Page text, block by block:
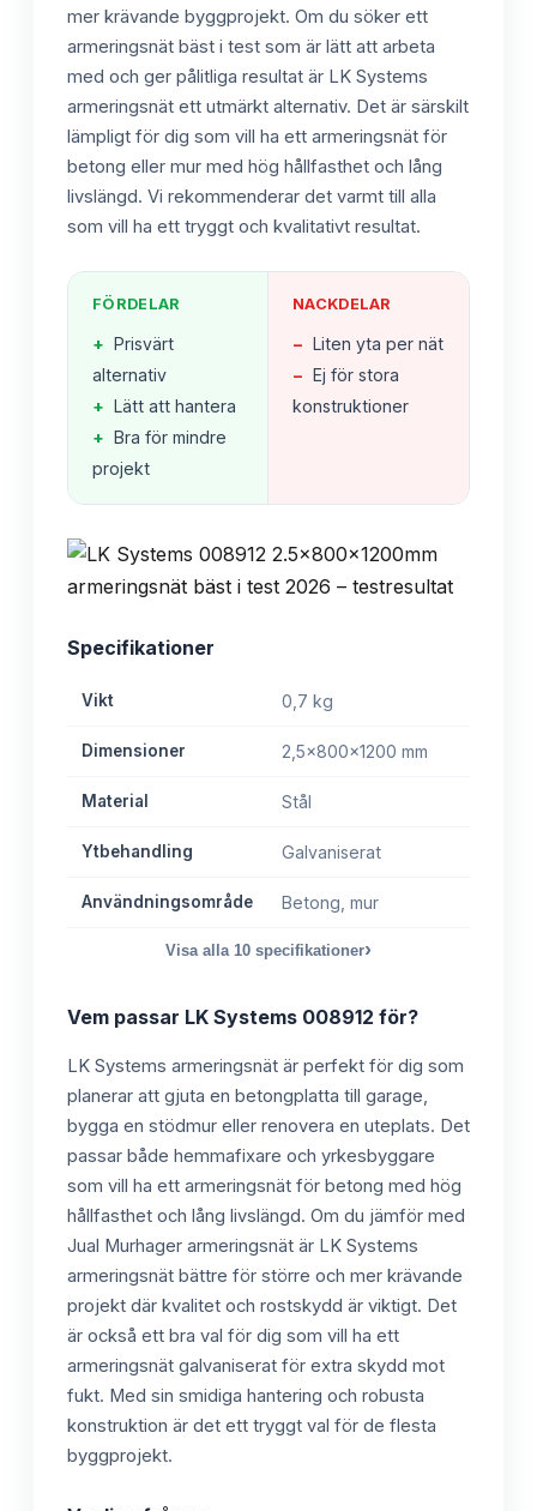
mer krävande byggprojekt. Om du söker ett
armeringsnät bäst i test som är lätt att arbeta
med och ger pålitliga resultat är LK Systems
armeringsnät ett utmärkt alternativ. Det är särskilt
lämpligt för dig som vill ha ett armeringsnät för
betong eller mur med hög hållfasthet och lång
livslängd. Vi rekommenderar det varmt till alla
som vill ha ett tryggt och kvalitativt resultat.
FÖRDELAR
+ Prisvärt
alternativ
+ Lätt att hantera
+ Bra för mindre
projekt
NACKDELAR
− Liten yta per nät
− Ej för stora
konstruktioner
Specifikationer
Vikt 0,7 kg
Dimensioner 2,5x800x1200 mm
Material Stål
Ytbehandling Galvaniserat
Användningsområde Betong, mur
Visa alla 10 specifikationer›
Vem passar LK Systems 008912 för?
LK Systems armeringsnät är perfekt för dig som
planerar att gjuta en betongplatta till garage,
bygga en stödmur eller renovera en uteplats. Det
passar både hemmafixare och yrkesbyggare
som vill ha ett armeringsnät för betong med hög
hållfasthet och lång livslängd. Om du jämför med
Jual Murhager armeringsnät är LK Systems
armeringsnät bättre för större och mer krävande
projekt där kvalitet och rostskydd är viktigt. Det
är också ett bra val för dig som vill ha ett
armeringsnät galvaniserat för extra skydd mot
fukt. Med sin smidiga hantering och robusta
konstruktion är det ett tryggt val för de flesta
byggprojekt.